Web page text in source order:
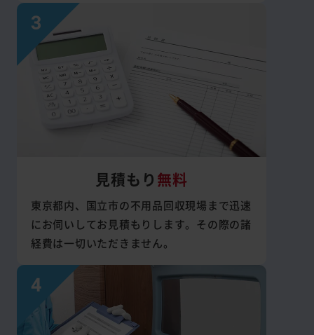
見積もり 無料
東京都内、国立市の不用品回収現場まで迅速
にお伺いしてお見積もりします。その際の諸
経費は一切いただきません。